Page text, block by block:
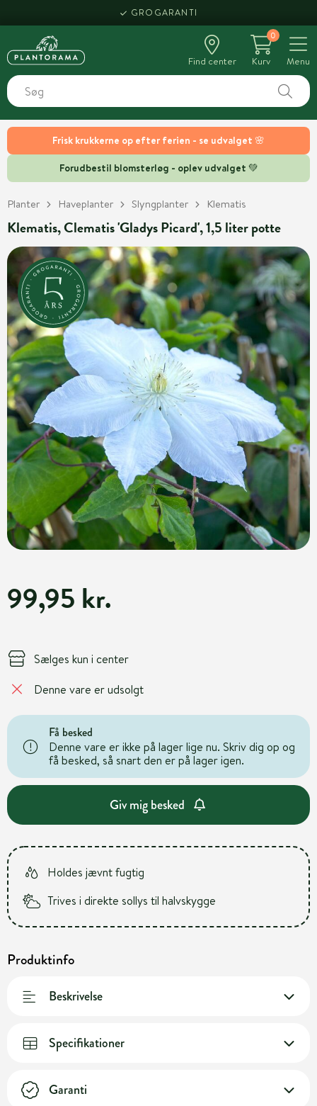
Frisk krukkerne op efter ferien - se udvalget 🌸
Forudbestil blomsterløg - oplev udvalget 💚
GROGARANTI
Find center
0
Kurv
Menu
Planter Haveplanter Slyngplanter Klematis
Klematis, Clematis 'Gladys Picard', 1,5 liter potte
99,95 kr.
Sælges kun i center
Denne vare er udsolgt
Få besked
Denne vare er ikke på lager lige nu. Skriv dig op og
få besked, så snart den er på lager igen.
Giv mig besked
Holdes jævnt fugtig
Trives i direkte sollys til halvskygge
Produktinfo
Beskrivelse
Specifikationer
Garanti